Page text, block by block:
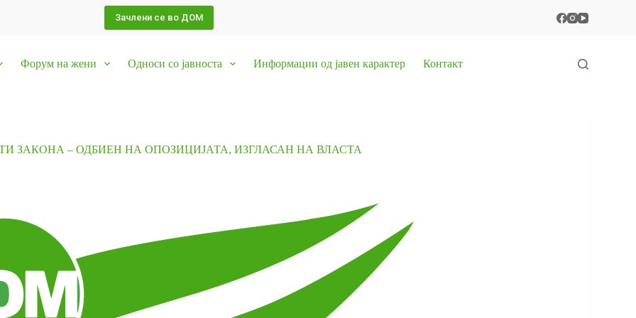
Зачлени се во ДОМ
Форум на жени Односи со јавноста Информации од јавен карактер Контакт
ЗАКОНА – ОДБИЕН НА ОПОЗИЦИЈАТА, ИЗГЛАСАН НА ВЛАСТА